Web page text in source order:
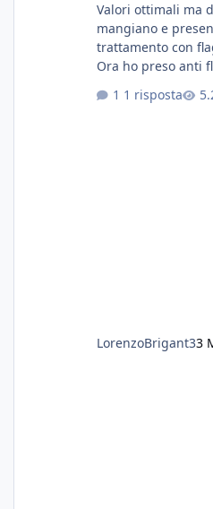
Valori ottimali ma
mangiano e
trattamento con
Ora ho preso anti
sostanza
1 risposta
LorenzoBrigant33